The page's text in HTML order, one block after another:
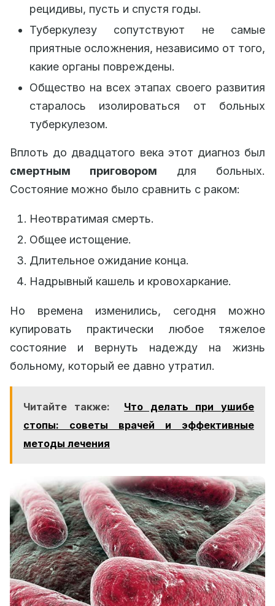
рецидивы, пусть и спустя годы.
Туберкулезу сопутствуют не самые
приятные осложнения, независимо от того,
какие органы повреждены.
Общество на всех этапах своего развития
старалось изолироваться от больных
туберкулезом.
Вплоть до двадцатого века этот диагноз был
смертным приговором для больных.
Состояние можно было сравнить с раком:
Неотвратимая смерть.
Общее истощение.
Длительное ожидание конца.
Надрывный кашель и кровохаркание.
Но времена изменились, сегодня можно
купировать практически любое тяжелое
состояние и вернуть надежду на жизнь
больному, который ее давно утратил.
Читайте также:
Что делать при ушибе
стопы: советы врачей и эффективные
методы лечения